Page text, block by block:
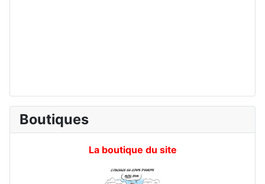
Boutiques
La boutique du site